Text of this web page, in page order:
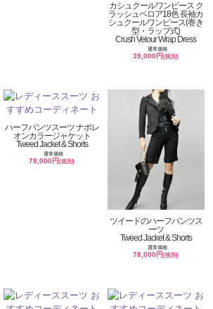
カシュクールワンピース ク
ラッシュベロア18色 長袖カ
シュクールワンピース(巻き
型・ラップ式)
Crush Velour Wrap Dress
通常価格
39,000円(税別)
ハーフパンツスーツ ナポレ
オンカラージャケット
Tweed Jacket & Shorts
通常価格
78,000円(税別)
ツイードのハーフパンツス
ーツ
Tweed Jacket & Shorts
通常価格
78,000円(税別)